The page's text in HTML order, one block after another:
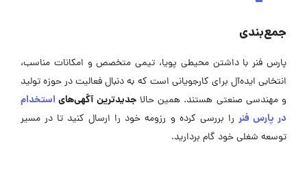
جمع‌بندی
پارس فنر با داشتن محیطی پویا، تیمی متخصص و امکانات مناسب،
انتخابی ایده‌آل برای کارجویانی است که به دنبال فعالیت در حوزه تولید
و مهندسی صنعتی هستند. همین حالاجدیدترین آگهی‌هایاستخدام
در پارس فنر را بررسی کرده و رزومه خود را ارسال کنید تا در مسیر
توسعه شغلی خود گام بردارید.